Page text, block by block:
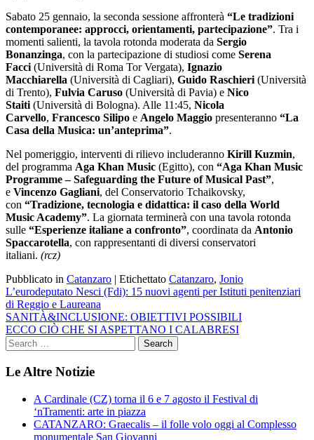
Sabato 25 gennaio, la seconda sessione affronterà “Le tradizioni
contemporanee: approcci, orientamenti, partecipazione”. Tra i
momenti salienti, la tavola rotonda moderata da Sergio
Bonanzinga, con la partecipazione di studiosi come Serena
Facci(Università di Roma Tor Vergata), Ignazio
Macchiarella (Università di Cagliari), Guido Raschieri(Università
di Trento), Fulvia Caruso (Università di Pavia) e Nico
Staiti(Università di Bologna). Alle 11:45, Nicola
Carvello, Francesco Silipo e Angelo Maggio presenteranno “La
Casa della Musica: un’anteprima”.
Nel pomeriggio, interventi di rilievo includeranno Kirill Kuzmin,
del programma Aga Khan Music (Egitto), con “Aga Khan Music
Programme – Safeguarding the Future of Musical Past”,
e Vincenzo Gagliani, del Conservatorio Tchaikovsky,
con “Tradizione, tecnologia e didattica: il caso della World
Music Academy”. La giornata terminerà con una tavola rotonda
sulle “Esperienze italiane a confronto”, coordinata da Antonio
Spaccarotella, con rappresentanti di diversi conservatori
italiani. (rcz)
Pubblicato in Catanzaro | Etichettato Catanzaro, Jonio
Navigazione
articoli
L’eurodeputato Nesci (Fdi): 15 nuovi agenti per Istituti penitenziari
di Reggio e Laureana
SANITÀ&INCLUSIONE: OBIETTIVI POSSIBILI
ECCO CIÒ CHE SI ASPETTANO I CALABRESI
Le Altre Notizie
A Cardinale (CZ) torna il 6 e 7 agosto il Festival di
‘nTramenti: arte in piazza
CATANZARO: Graecalis – il folle volo oggi al Complesso
monumentale San Giovanni